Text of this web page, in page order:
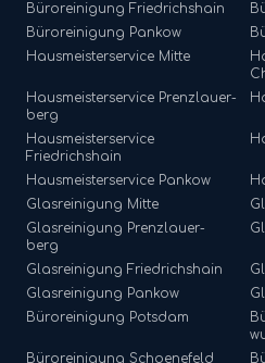
Büroreinigung Friedrichshain
Büroreinigung Pankow
Hausmeisterservice Mitte
Hausmeisterservice Prenzlauer-
berg
Hausmeisterservice
Friedrichshain
Hausmeisterservice Pankow
Glasreinigung Mitte
Glasreinigung Prenzlauer-
berg
Glasreinigung Friedrichshain
Glasreinigung Pankow
Büroreinigung Potsdam
Büroreinigung Schoenefeld